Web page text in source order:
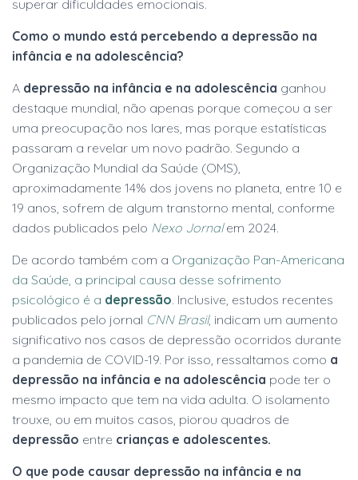
superar dificuldades emocionais.
Como o mundo está percebendo a depressão na
infância e na adolescência?
A depressão na infância e na adolescência ganhou
destaque mundial, não apenas porque começou a ser
uma preocupação nos lares, mas porque estatísticas
passaram a revelar um novo padrão. Segundo a
Organização Mundial da Saúde (OMS),
aproximadamente 14% dos jovens no planeta, entre 10 e
19 anos, sofrem de algum transtorno mental, conforme
dados publicados pelo Nexo Jornalem 2024.
De acordo também com a Organização Pan-Americana
da Saúde, a principal causa desse sofrimento
psicológico é a depressão. Inclusive, estudos recentes
publicados pelo jornal CNN Brasil, indicam um aumento
significativo nos casos de depressão ocorridos durante
a pandemia de COVID-19. Por isso, ressaltamos como a
depressão na infância e na adolescência pode ter o
mesmo impacto que tem na vida adulta. O isolamento
trouxe, ou em muitos casos, piorou quadros de
depressão entre crianças e adolescentes.
O que pode causar depressão na infância e na